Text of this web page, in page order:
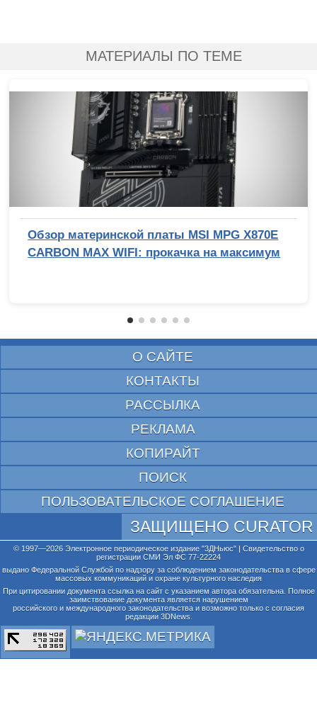
МАТЕРИАЛЫ ПО ТЕМЕ
Обзор материнской платы MSI MPG X870E
CARBON MAX WIFI: прокачка на максимум
О САЙТЕ
КОНТАКТЫ
РАССЫЛКА
РЕКЛАМА
КОПИРАЙТ
ПОИСК
ПОЛЬЗОВАТЕЛЬСКОЕ СОГЛАШЕНИЕ
ЗАЩИЩЕНО CURATOR
© 1997—2026 Электронное периодическое издание "3ДНьюс" | Свидетельство о
регистрации СМИ Эл ФС 77-22224
выдано Федеральной Службой по надзору за соблюдением законодательства в сфере
массовых коммуникаций и охране культурного наследия
При цитировании документа ссылка на сайт с указанием автора обязательна. Полное
заимствование документа является нарушением
российского и международного законодательства и возможно только с согласия
редакции 3DNews.